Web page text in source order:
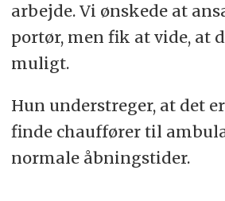
arbejde. Vi ønskede at
portør, men fik at vide, at
muligt.
Hun understreger, at det
finde chauffører til
normale åbningstider.